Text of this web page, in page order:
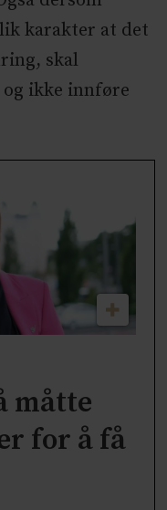
karakter at det
skal
ikke innføre
måtte
for å få